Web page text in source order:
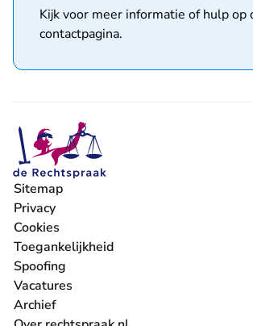
Kijk voor meer informatie of hulp op
contactpagina.
Sitemap
Privacy
Cookies
Toegankelijkheid
Spoofing
Vacatures
- U verlaat Rechtspraak.nl
Archief